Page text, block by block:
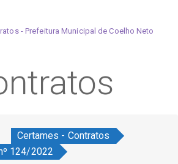
Certames - Contratos
124/2022